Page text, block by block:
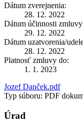
Dátum zverejnenia:
28. 12. 2022
Dátum účinnosti
29. 12. 2022
Dátum uzatvorenia/
28. 12. 2022
Platnosť zmluvy do:
1. 1. 2023
Jozef Danček.pdf
Typ súboru: PDF
Úrad